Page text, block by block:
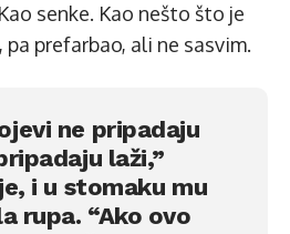
senke. Kao nešto što je
prefarbao, ali ne sasvim.
ne pripadaju
laži,”
i u stomaku mu
rupa. “Ako ovo